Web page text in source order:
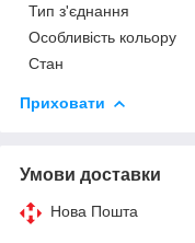
Тип з'єднання
Особливість кольору
Стан
Приховати
Умови доставки
Нова Пошта